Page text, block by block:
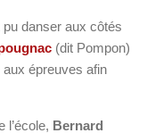
danser aux côtés
(dit Pompon)
aux épreuves afin
l’école, Bernard